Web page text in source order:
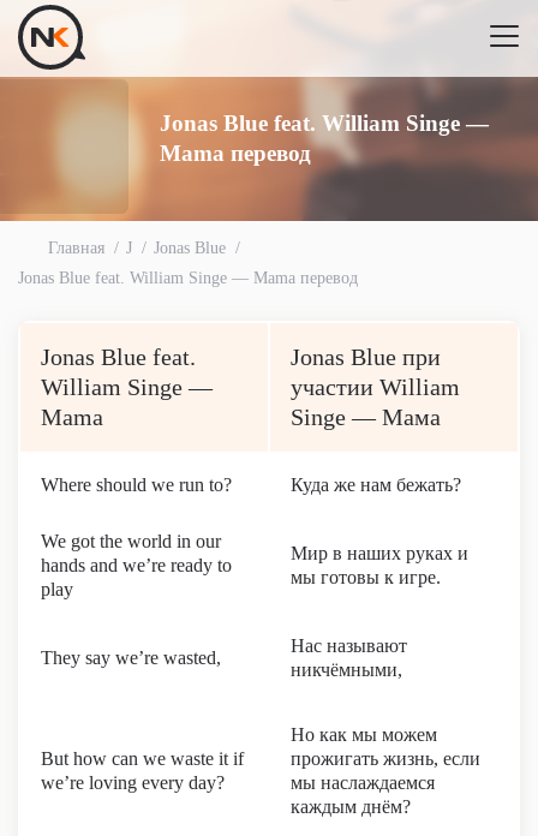
Jonas Blue feat. William Singe —
Mama перевод
Главная J
Jonas Blue
Jonas Blue feat. William Singe — Mama перевод
Jonas Blue feat.
William Singe —
Mama
Jonas Blue при
участии William
Singe — Мама
Where should we run to? Куда же нам бежать?
We got the world in our
hands and we’re ready to
play
Мир в наших руках и
мы готовы к игре.
They say we’re wasted,
Нас называют
никчёмными,
But how can we waste it if
we’re loving every day?
Но как мы можем
прожигать жизнь, если
мы наслаждаемся
каждым днём?